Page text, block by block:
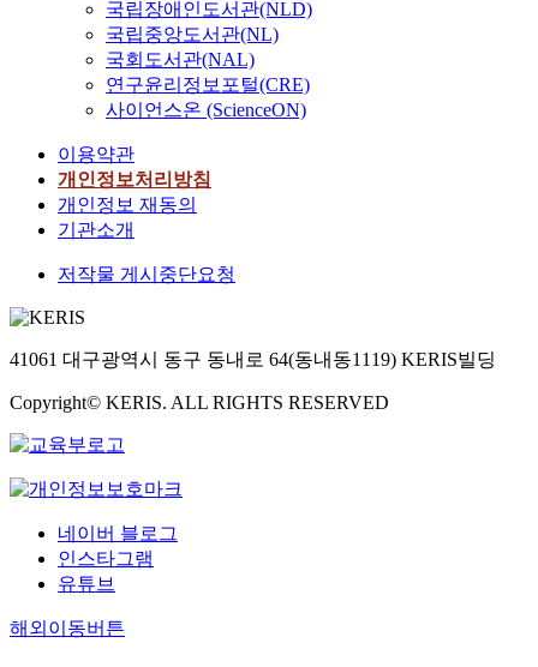
국립장애인도서관(NLD)
국립중앙도서관(NL)
국회도서관(NAL)
연구윤리정보포털(CRE)
사이언스온 (ScienceON)
이용약관
개인정보처리방침
개인정보 재동의
기관소개
저작물 게시중단요청
41061 대구광역시 동구 동내로 64(동내동1119) KERIS빌딩
Copyright© KERIS. ALL RIGHTS RESERVED
네이버 블로그
인스타그램
유튜브
해외이동버튼